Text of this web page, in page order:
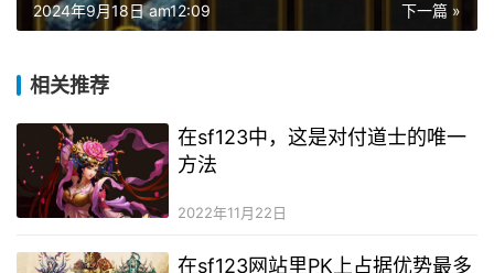
下一篇 »
2024年9月18日 am12:09
相关推荐
在sf123中，这是对付道士的唯一
方法
2022年11月22日
在sf123网站里PK上占据优势最多